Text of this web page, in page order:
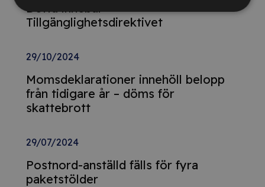
Detta innebär
Tillgänglighetsdirektivet
29/10/2024
Momsdeklarationer innehöll belopp
från tidigare år – döms för
skattebrott
29/07/2024
Postnord-anställd fälls för fyra
paketstölder